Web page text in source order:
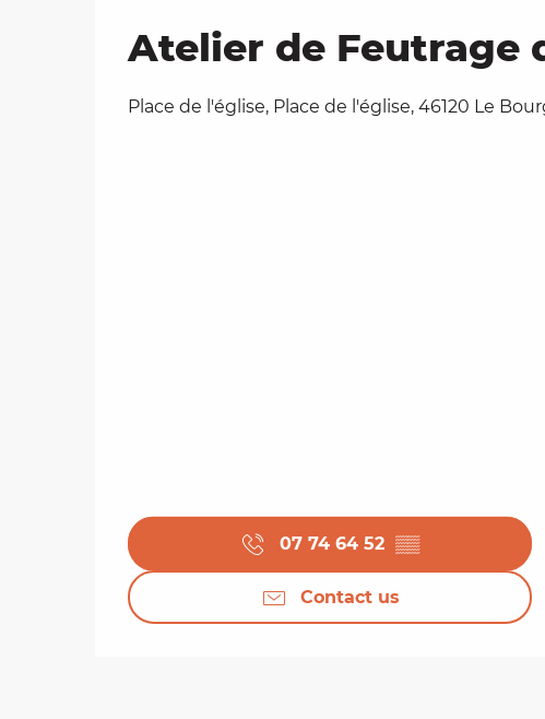
Atelier de Feutrage
Place de l'église, Place de l'église, 46120 Le
07 74 64 52 ▒▒
Contact us